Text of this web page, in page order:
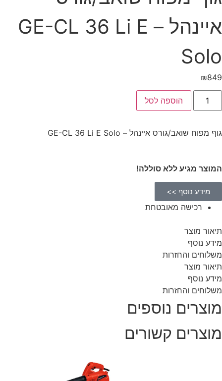
איינהל – GE-CL 36 Li E
Solo
₪849
הוספה לסל
גוף מפוח שואב/גורס איינהל – GE-CL 36 Li E Solo
המוצר מגיע ללא סוללה!
מידע נוסף >>
רכישה מאובטחת
תיאור מוצר
מידע נוסף
משלוחים והחזרות
תיאור מוצר
מידע נוסף
משלוחים והחזרות
מוצרים נוספים
מוצרים קשורים